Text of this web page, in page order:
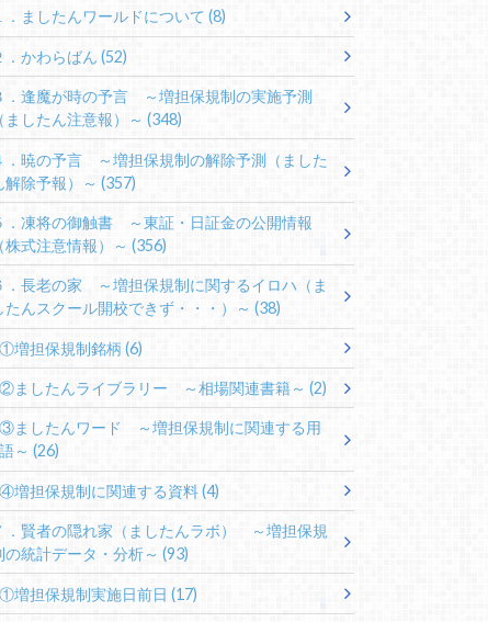
．ましたんワールドについて(8)
．かわらばん(52)
．逢魔が時の予言 ～増担保規制の実施予測
（ましたん注意報）～(348)
．暁の予言 ～増担保規制の解除予測（ました
解除予報）～(357)
．凍将の御触書 ～東証・日証金の公開情報
（株式注意情報）～(356)
．長老の家 ～増担保規制に関するイロハ（ま
たんスクール開校できず・・・）～(38)
①増担保規制銘柄 (6)
②ましたんライブラリー ～相場関連書籍～ (2)
③ましたんワード ～増担保規制に関連する用
語～ (26)
④増担保規制に関連する資料(4)
．賢者の隠れ家（ましたんラボ） ～増担保規
の統計データ・分析～(93)
①増担保規制実施日前日 (17)